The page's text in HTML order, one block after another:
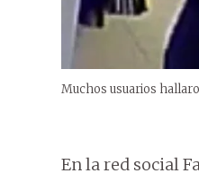
Muchos usuarios
En la red social